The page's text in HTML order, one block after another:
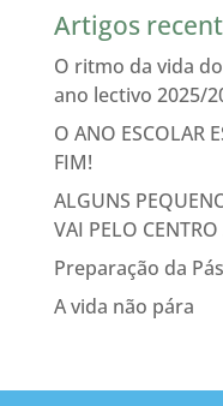
Artigos
O ritmo da vida
ano lectivo 2025/
O ANO ESCOLAR
FIM!
ALGUNS
VAI PELO
Preparação da
A vida não pára